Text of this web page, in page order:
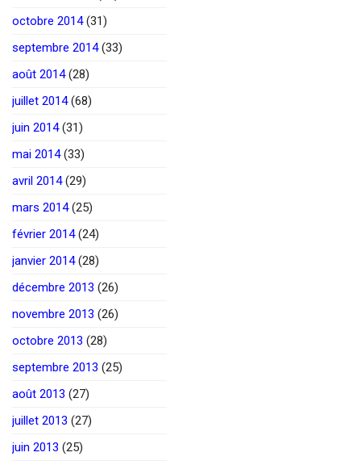
octobre 2014(31)
septembre 2014(33)
août 2014(28)
juillet 2014(68)
juin 2014(31)
mai 2014(33)
avril 2014(29)
mars 2014(25)
février 2014(24)
janvier 2014(28)
décembre 2013 (26)
novembre 2013 (26)
octobre 2013 (28)
septembre 2013 (25)
août 2013 (27)
juillet 2013 (27)
juin 2013 (25)